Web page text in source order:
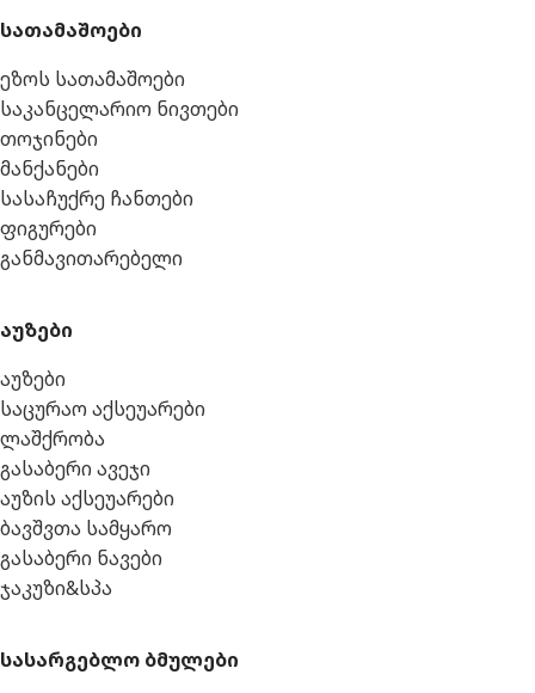
სათამაშოები
ეზოს სათამაშოები
საკანცელარიო ნივთები
თოჯინები
მანქანები
სასაჩუქრე ჩანთები
ფიგურები
განმავითარებელი
აუზები
აუზები
საცურაო აქსეუარები
ლაშქრობა
გასაბერი ავეჯი
აუზის აქსეუარები
ბავშვთა სამყარო
გასაბერი ნავები
ჯაკუზი&სპა
სასარგებლო ბმულები